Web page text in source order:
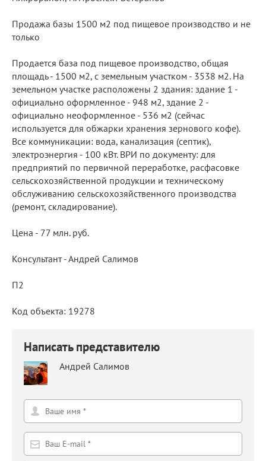
Продажа базы 1500 м2 под пищевое производство и не
только
Продается база под пищевое производство, общая
площадь - 1500 м2, с земельным участком - 3538 м2. На
земельном участке расположены 2 здания: здание 1 -
официально оформленное - 948 м2, здание 2 -
официально неоформленное - 536 м2 (сейчас
используется для обжарки хранения зернового кофе).
Все коммуникации: вода, канализация (септик),
электроэнергия - 100 кВт. ВРИ по документу: для
предприятий по первичной переработке, расфасовке
сельскохозяйственной продукции и техническому
обслуживанию сельскохозяйственного производства
(ремонт, складирование).
Цена - 77 млн. руб.
Консультант - Андрей Салимов
П2
Код объекта: 19278
Написать представителю
Андрей Салимов